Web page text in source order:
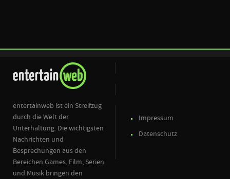
entertainweb ist ein Streifzug
durch die Welt der
Unterhaltung. Die wichtigsten
Nachrichten und
Besprechungen aus den
Bereichen Games, Film, Serien
und Musik bringen den
Impressum
Datenschutz